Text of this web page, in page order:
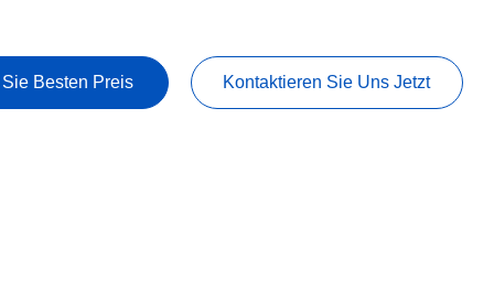
Besten Preis Kontaktieren Sie Uns Jetzt